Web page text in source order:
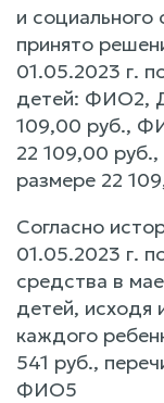
и
принято
01.05.2023 г.
детей: ФИО2,
109,00 руб.,
22 109,00
размере 22
Согласно
01.05.2023 г.
средства в
детей, исходя
каждого
541 руб.,
ФИО5